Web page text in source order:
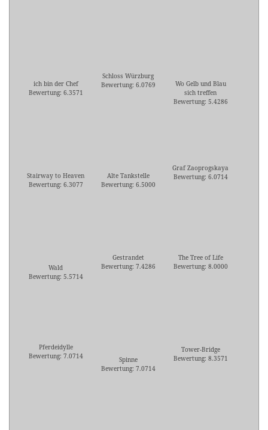
ich bin der Chef
Bewertung: 6.3571
Schloss Würzburg
Bewertung: 6.0769
Wo Gelb und Blau
sich treffen
Bewertung: 5.4286
Stairway to Heaven
Bewertung: 6.3077
Alte Tankstelle
Bewertung: 6.5000
Graf Zaoprogskaya
Bewertung: 6.0714
Wald
Bewertung: 5.5714
Gestrandet
Bewertung: 7.4286
The Tree of Life
Bewertung: 8.0000
Pferdeidylle
Bewertung: 7.0714
Spinne
Bewertung: 7.0714
Tower-Bridge
Bewertung: 8.3571